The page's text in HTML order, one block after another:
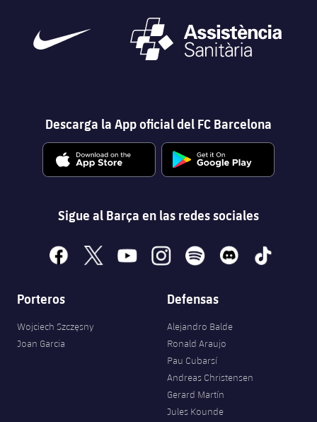
plusicon
más
Spotify Camp Nou
Palau Blaugrana
plusicon
más
Servicios Médicos
plusicon
más
Acreditaciones
Descarga la App oficial del FC Barcelona
Sigue al Barça en las redes sociales
facebook
x youtubeinstagramspotify discord tiktok
Porteros
Wojciech Szczęsny
Joan Garcia
Defensas
Alejandro Balde
Ronald Araujo
Pau Cubarsí
Andreas Christensen
Gerard Martín
Jules Kounde